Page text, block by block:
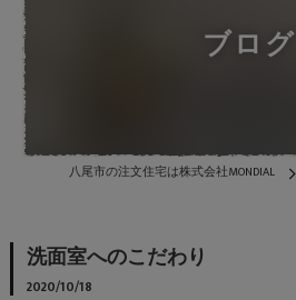
ブログ
八尾市の注文住宅は株式会社MONDIAL
洗面室へのこだわり
2020/10/18